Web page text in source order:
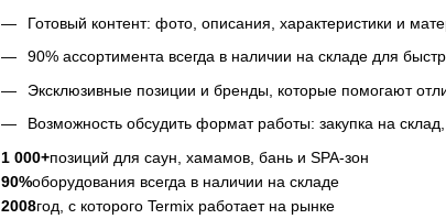
Готовый контент: фото, описания, характеристики и
90% ассортимента всегда в наличии на складе для
Эксклюзивные позиции и бренды, которые помогают
Возможность обсудить формат работы: закупка на
1 000+позиций для саун, хамамов, бань и SPA-зон
90%оборудования всегда в наличии на складе
2008год, с которого Termix работает на рынке